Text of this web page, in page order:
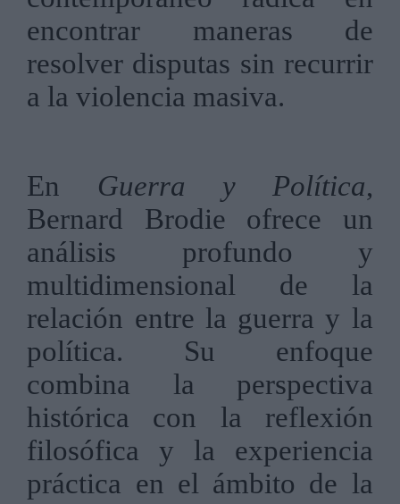
encontrar maneras de
resolver disputas sin recurrir
a la violencia masiva.
En Guerra y Política,
Bernard Brodie ofrece un
análisis profundo y
multidimensional de la
relación entre la guerra y la
política. Su enfoque
combina la perspectiva
histórica con la reflexión
filosófica y la experiencia
práctica en el ámbito de la